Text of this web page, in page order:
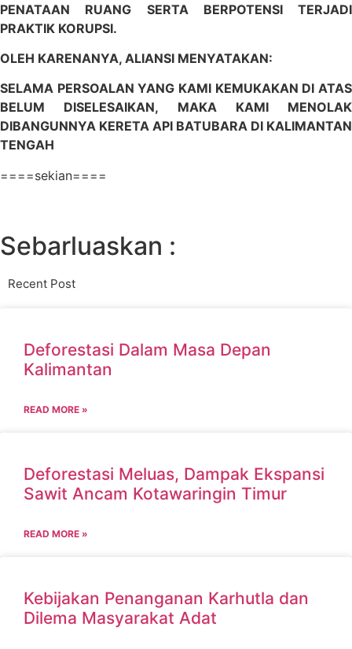
PENATAAN RUANG SERTA BERPOTENSI TERJADI
PRAKTIK KORUPSI.
OLEH KARENANYA, ALIANSI MENYATAKAN:
SELAMA PERSOALAN YANG KAMI KEMUKAKAN DI ATAS
BELUM DISELESAIKAN, MAKA KAMI MENOLAK
DIBANGUNNYA KERETA API BATUBARA DI KALIMANTAN
TENGAH
====sekian====
Sebarluaskan :
Recent Post
Deforestasi Dalam Masa Depan
Kalimantan
READ MORE »
Deforestasi Meluas, Dampak Ekspansi
Sawit Ancam Kotawaringin Timur
READ MORE »
Kebijakan Penanganan Karhutla dan
Dilema Masyarakat Adat